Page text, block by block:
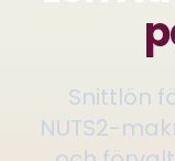
Snittlön
NUTS2-